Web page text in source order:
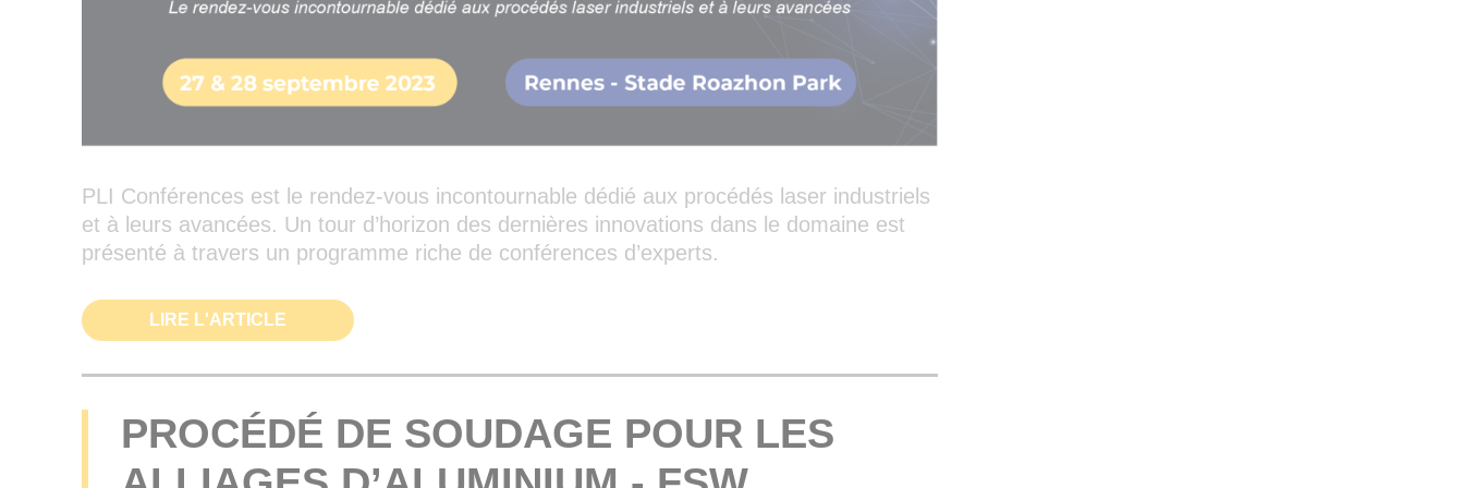
PLI Conférences est le rendez-vous incontournable dédié aux procédés laser industriels
et à leurs avancées. Un tour d’horizon des dernières innovations dans le domaine est
présenté à travers un programme riche de conférences d’experts.
LIRE L'ARTICLE
PROCÉDÉ DE SOUDAGE POUR LES